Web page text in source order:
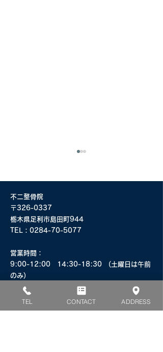
拡散型ショックウェーブ
RPWライト
不二整骨院
〒326-0337
栃木県足利市島田町944
TEL： 0284-70-5077
​営業時間：
9:00-12:00 14:30-18:30 (土曜日は午前
のみ)
​休診日：日曜・祝日・土曜日午後
​駐車場：20台
TEL CONTACT ADDRESS